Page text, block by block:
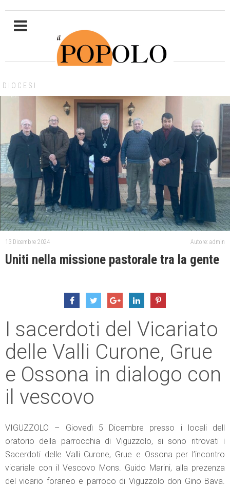
DIOCESI
13 Dicembre 2024 Autore: admin
Uniti nella missione pastorale tra la gente
I sacerdoti del Vicariato
delle Valli Curone, Grue
e Ossona in dialogo con
il vescovo
VIGUZZOLO – Giovedì 5 Dicembre presso i locali dell
oratorio della parrocchia di Viguzzolo, si sono ritrovati i
Sacerdoti delle Valli Curone, Grue e Ossona per l’incontro
vicariale con il Vescovo Mons. Guido Marini, alla prezenza
del vicario foraneo e parroco di Viguzzolo don Gino Bava.